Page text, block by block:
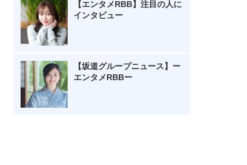
【エンタメRBB】注目の人に
インタビュー
【坂道グループニュース】ー
エンタメRBBー